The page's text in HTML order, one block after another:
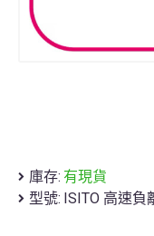
庫存: 有現貨
型號: ISITO 高速負